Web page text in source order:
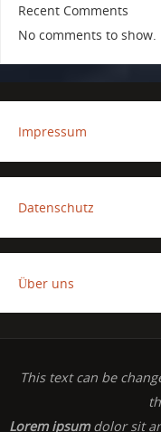
Recent Comments
No comments to show.
Impressum
Datenschutz
Über uns
This text can be
Lorem ipsumdolor sit